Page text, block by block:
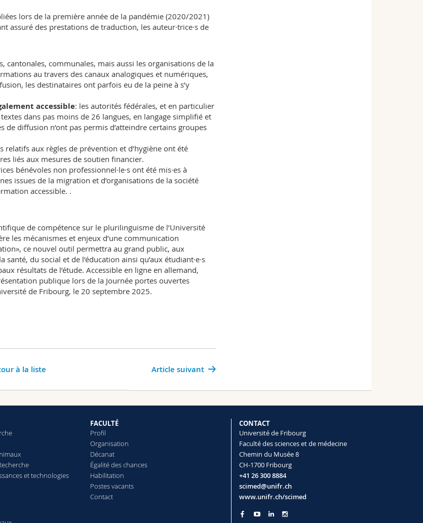
lors de la première année de la pandémie (2020/2021)
assuré des prestations de traduction, les auteur·trice·s de
cantonales, communales, mais aussi les organisations de la
au travers des canaux analogiques et numériques,
les destinataires ont parfois eu de la peine à s’y
accessible: les autorités fédérales, et en particulier
dans pas moins de 26 langues, en langage simplifié et
diffusion n’ont pas permis d’atteindre certains groupes
relatifs aux règles de prévention et d’hygiène ont été
liés aux mesures de soutien financier.
bénévoles non professionnel·le·s ont été mis·es à
issues de la migration et d’organisations de la société
accessible. .
de compétence sur le plurilinguisme de l’Université
les mécanismes et enjeux d’une communication
ce nouvel outil permettra au grand public, aux
santé, du social et de l’éducation ainsi qu’aux étudiant·e·s
résultats de l’étude. Accessible en ligne en allemand,
publique lors de la Journée portes ouvertes
de Fribourg, le 20 septembre 2025.
Article suivant
à la liste
et technologies
FACULTÉ
Profil
Organisation
Décanat
Égalité des chances
Habilitation
Postes vacants
Contact
CONTACT
Université de Fribourg
Faculté des sciences et de médecine
Chemin du Musée 8
CH-1700 Fribourg
+41 26 300 8884
scimed@unifr.ch
www.unifr.ch/scimed